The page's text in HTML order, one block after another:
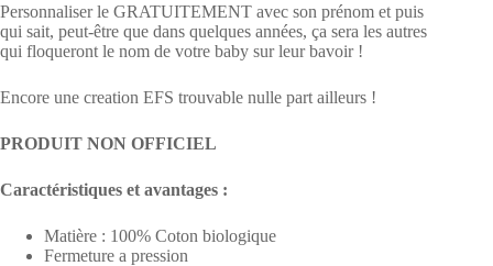
Personnaliser le GRATUITEMENT avec son prénom et puis
qui sait, peut-être que dans quelques années, ça sera les autres
qui floqueront le nom de votre baby sur leur bavoir !
Encore une creation EFS trouvable nulle part ailleurs !
PRODUIT NON OFFICIEL
Caractéristiques et avantages :
Matière : 100% Coton biologique
Fermeture a pression